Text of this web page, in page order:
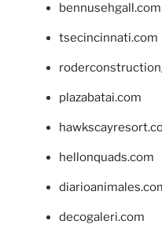
bennusehgall.com
tsecincinnati.com
plazabatai.com
hellonquads.com
decogaleri.com